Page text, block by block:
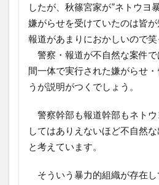
したが、秋篠宮家が”ネトウヨ
嫌がらせを受けていたのは皆が
報道があまりにおかしいので笑
警察・報道が不自然な案件で
間一体で実行された嫌がらせ
うが説明がつくでしょう。
警察幹部も報道幹部もネトウ
してはありえないほど不自然
と考えています。
そういう暴力的組織が存在し